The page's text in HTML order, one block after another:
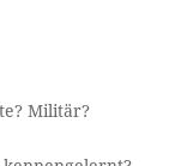
Militär?